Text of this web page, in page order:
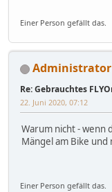
Einer Person gefällt das.
Administrator
Re: Gebrauchtes
22. Juni 2020, 07:12
Warum nicht - wenn
Mängel am Bike
Einer Person gefällt das.